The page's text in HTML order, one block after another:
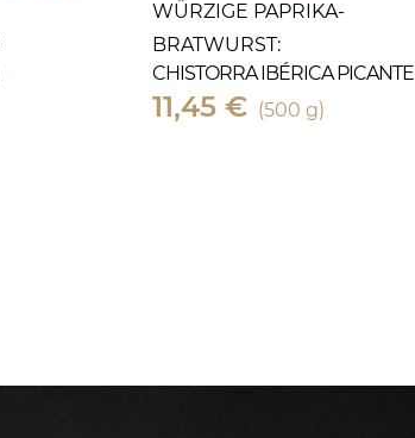
WÜRZIGE PAPRIKA-
BRATWURST:
CHISTORRA IBÉRICA PICANTE
11,45 € (500 g)